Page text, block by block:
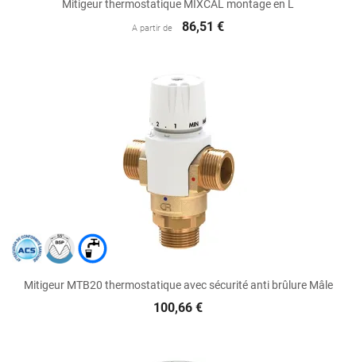
Mitigeur thermostatique MIXCAL montage en L
A partir de 86,51 €
Mitigeur MTB20 thermostatique avec sécurité anti brûlure Mâle
100,66 €